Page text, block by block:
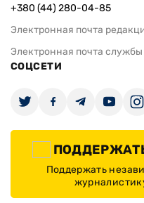
+380 (44) 280-04-85
Электронная почта
Электронная почта
СОЦСЕТИ
Поддержать